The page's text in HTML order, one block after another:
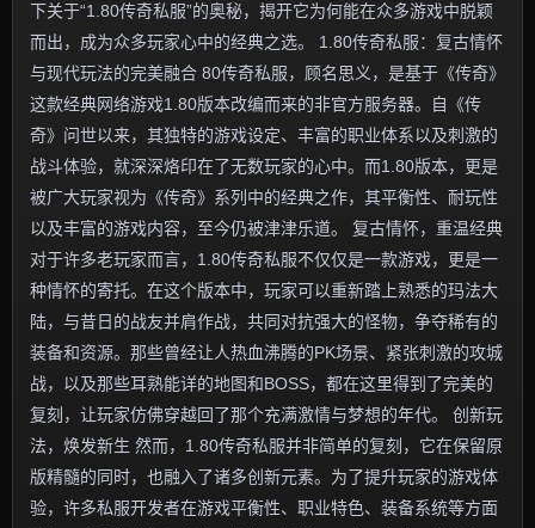
下关于“1.80传奇私服”的奥秘，揭开它为何能在众多游戏中脱颖
而出，成为众多玩家心中的经典之选。 1.80传奇私服：复古情怀
与现代玩法的完美融合 80传奇私服，顾名思义，是基于《传奇》
这款经典网络游戏1.80版本改编而来的非官方服务器。自《传
奇》问世以来，其独特的游戏设定、丰富的职业体系以及刺激的
战斗体验，就深深烙印在了无数玩家的心中。而1.80版本，更是
被广大玩家视为《传奇》系列中的经典之作，其平衡性、耐玩性
以及丰富的游戏内容，至今仍被津津乐道。 复古情怀，重温经典
对于许多老玩家而言，1.80传奇私服不仅仅是一款游戏，更是一
种情怀的寄托。在这个版本中，玩家可以重新踏上熟悉的玛法大
陆，与昔日的战友并肩作战，共同对抗强大的怪物，争夺稀有的
装备和资源。那些曾经让人热血沸腾的PK场景、紧张刺激的攻城
战，以及那些耳熟能详的地图和BOSS，都在这里得到了完美的
复刻，让玩家仿佛穿越回了那个充满激情与梦想的年代。 创新玩
法，焕发新生 然而，1.80传奇私服并非简单的复刻，它在保留原
版精髓的同时，也融入了诸多创新元素。为了提升玩家的游戏体
验，许多私服开发者在游戏平衡性、职业特色、装备系统等方面